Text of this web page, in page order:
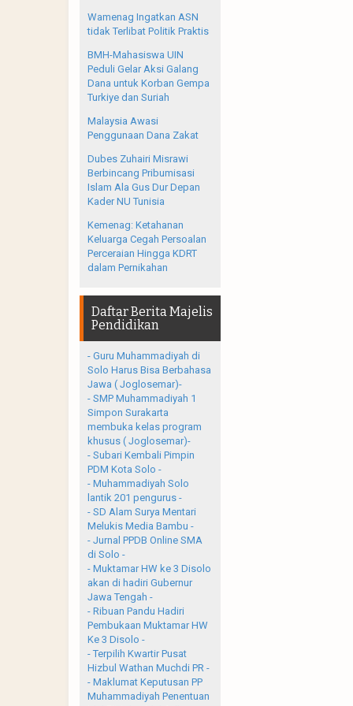
Wamenag Ingatkan ASN
tidak Terlibat Politik Praktis
BMH-Mahasiswa UIN
Peduli Gelar Aksi Galang
Dana untuk Korban Gempa
Turkiye dan Suriah
Malaysia Awasi
Penggunaan Dana Zakat
Dubes Zuhairi Misrawi
Berbincang Pribumisasi
Islam Ala Gus Dur Depan
Kader NU Tunisia
Kemenag: Ketahanan
Keluarga Cegah Persoalan
Perceraian Hingga KDRT
dalam Pernikahan
Daftar Berita Majelis
Pendidikan
- Guru Muhammadiyah di
Solo Harus Bisa Berbahasa
Jawa ( Joglosemar)-
- SMP Muhammadiyah 1
Simpon Surakarta
membuka kelas program
khusus ( Joglosemar)-
- Subari Kembali Pimpin
PDM Kota Solo -
- Muhammadiyah Solo
lantik 201 pengurus -
- SD Alam Surya Mentari
Melukis Media Bambu -
- Jurnal PPDB Online SMA
di Solo -
- Muktamar HW ke 3 Disolo
akan di hadiri Gubernur
Jawa Tengah -
- Ribuan Pandu Hadiri
Pembukaan Muktamar HW
Ke 3 Disolo -
- Terpilih Kwartir Pusat
Hizbul Wathan Muchdi PR -
- Maklumat Keputusan PP
Muhammadiyah Penentuan